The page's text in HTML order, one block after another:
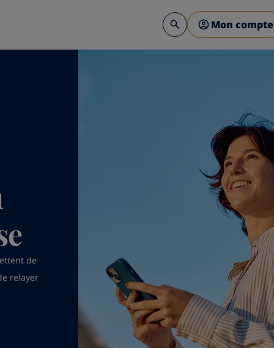
Mon compte
de
relayer